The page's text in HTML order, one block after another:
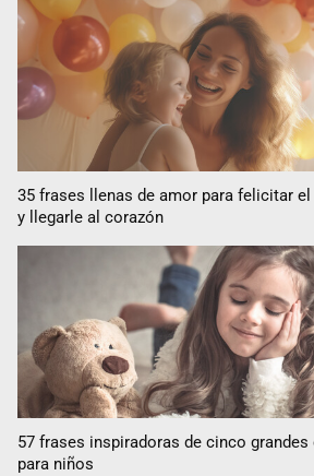
35 frases llenas de amor para felicitar
y llegarle al corazón
57 frases inspiradoras de cinco
para niños